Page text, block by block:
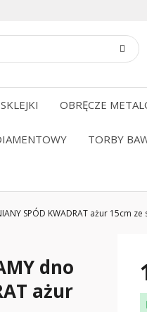
OBRĘCZE
TORBY
SPÓD KWADRAT ażur 15cm ze
dno
ażur